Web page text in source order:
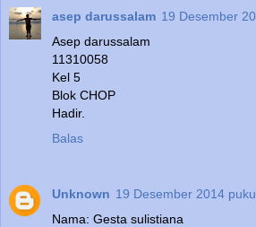
asep darussalam 19 Desember
Asep darussalam
11310058
Kel 5
Blok CHOP
Hadir.
Balas
Unknown 19 Desember 2014
Nama: Gesta sulistiana